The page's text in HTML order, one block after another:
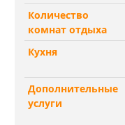
Количество
комнат отдыха
Кухня
Дополнительные
услуги